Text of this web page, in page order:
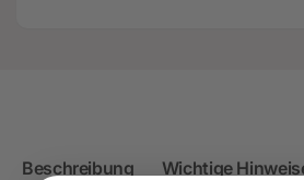
Beschreibung Wichtige